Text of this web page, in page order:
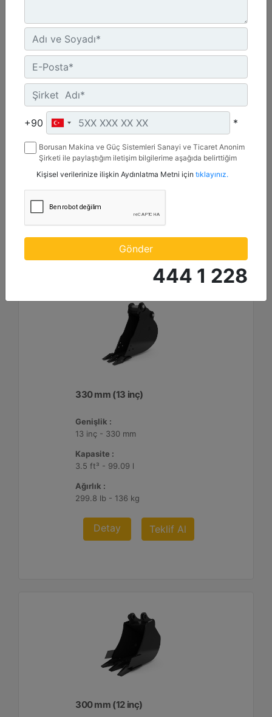
1.200 mm (47 inç)
Genişlik :
47.2 inç - 1200 mm
Kapasite :
9.2 ft³ - 259.89 l
Ağırlık :
410.5 lb - 186.19 kg
Teklif Al
330 mm (13 inç)
Genişlik :
13 inç - 330 mm
Kapasite :
3.5 ft³ - 99.09 l
Ağırlık :
299.8 lb - 136 kg
Detay Teklif Al
300 mm (12 inç)
+90 *
Borusan Makina ve Güç Sistemleri Sanayi ve Ticaret Anonim
Şirketi ile paylaştığım iletişim bilgilerime aşağıda belirttiğim
mesaj gönderilmesine izin veriyorum.
Kişisel verilerinize ilişkin Aydınlatma Metni için tıklayınız.
Gönder
444 1 228